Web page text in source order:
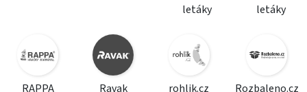
letáky
letáky
RAPPA
Ravak
rohlik.cz
Rozbaleno.cz